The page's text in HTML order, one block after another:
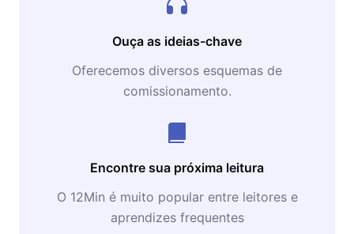
Ouça as ideias-chave
Oferecemos diversos esquemas de
comissionamento.
Encontre sua próxima leitura
O 12Min é muito popular entre leitores e
aprendizes frequentes